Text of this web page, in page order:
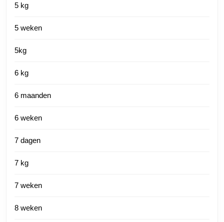
5 kg
5 weken
5kg
6 kg
6 maanden
6 weken
7 dagen
7 kg
7 weken
8 weken